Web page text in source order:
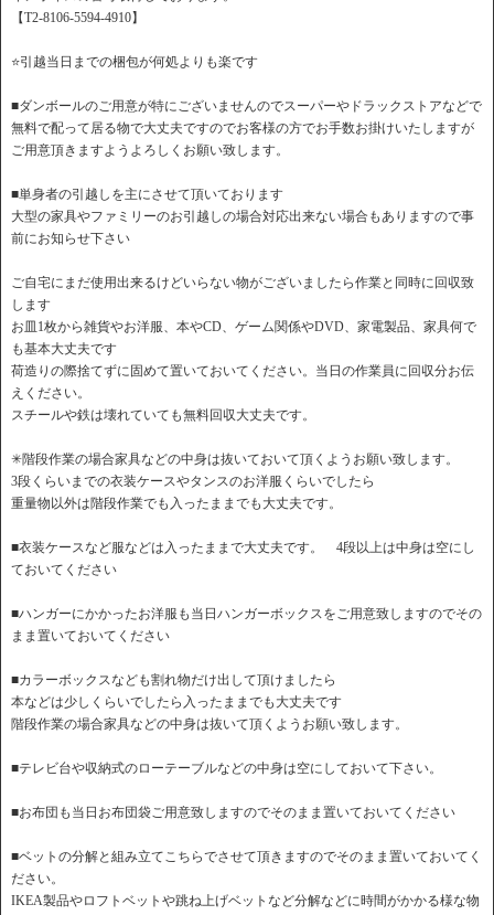
【T2-8106-5594-4910】
⭐️引越当日までの梱包が何処よりも楽です
■ダンボールのご用意が特にございませんのでスーパーやドラックストアなどで
無料で配って居る物で大丈夫ですのでお客様の方でお手数お掛けいたしますが
ご用意頂きますようよろしくお願い致します。
■単身者の引越しを主にさせて頂いております
大型の家具やファミリーのお引越しの場合対応出来ない場合もありますので事
前にお知らせ下さい
ご自宅にまだ使用出来るけどいらない物がございましたら作業と同時に回収致
します
お皿1枚から雑貨やお洋服、本やCD、ゲーム関係やDVD、家電製品、家具何で
も基本大丈夫です
荷造りの際捨てずに固めて置いておいてください。当日の作業員に回収分お伝
えください。
スチールや鉄は壊れていても無料回収大丈夫です。
✳︎階段作業の場合家具などの中身は抜いておいて頂くようお願い致します。
3段くらいまでの衣装ケースやタンスのお洋服くらいでしたら
重量物以外は階段作業でも入ったままでも大丈夫です。
■衣装ケースなど服などは入ったままで大丈夫です。 4段以上は中身は空にし
ておいてください
■ハンガーにかかったお洋服も当日ハンガーボックスをご用意致しますのでその
まま置いておいてください
■カラーボックスなども割れ物だけ出して頂けましたら
本などは少しくらいでしたら入ったままでも大丈夫です
階段作業の場合家具などの中身は抜いて頂くようお願い致します。
■テレビ台や収納式のローテーブルなどの中身は空にしておいて下さい。
■お布団も当日お布団袋ご用意致しますのでそのまま置いておいてください
■ベットの分解と組み立てこちらでさせて頂きますのでそのまま置いておいてく
ださい。
IKEA製品やロフトベットや跳ね上げベットなど分解などに時間がかかる様な物